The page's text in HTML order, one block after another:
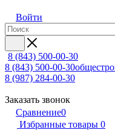
Войти
8 (843) 500-00-30
8 (843) 500-00-30
8 (987) 284-00-30
Заказать звонок
Сравнение0
Избранные товары 0